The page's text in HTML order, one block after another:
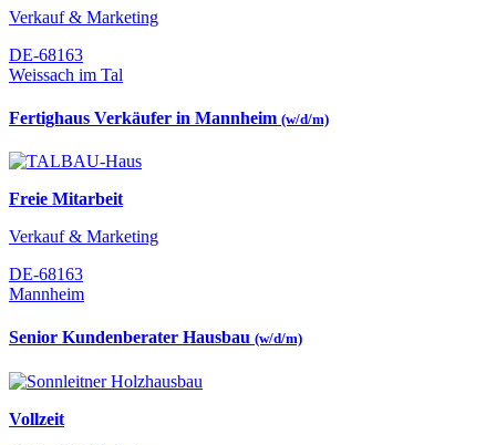
Verkauf & Marketing
DE-68163
Weissach im Tal
Fertighaus Verkäufer in Mannheim (w/d/m)
Freie Mitarbeit
Verkauf & Marketing
DE-68163
Mannheim
Senior Kundenberater Hausbau (w/d/m)
Vollzeit